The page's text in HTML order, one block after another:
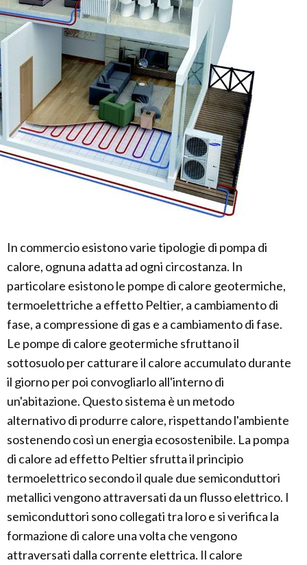
In commercio esistono varie tipologie di pompa di
calore, ognuna adatta ad ogni circostanza. In
particolare esistono le pompe di calore geotermiche,
termoelettriche a effetto Peltier, a cambiamento di
fase, a compressione di gas e a cambiamento di fase.
Le pompe di calore geotermiche sfruttano il
sottosuolo per catturare il calore accumulato durante
il giorno per poi convogliarlo all'interno di
un'abitazione. Questo sistema è un metodo
alternativo di produrre calore, rispettando l'ambiente
sostenendo così un energia ecosostenibile. La pompa
di calore ad effetto Peltier sfrutta il principio
termoelettrico secondo il quale due semiconduttori
metallici vengono attraversati da un flusso elettrico. I
semiconduttori sono collegati tra loro e si verifica la
formazione di calore una volta che vengono
attraversati dalla corrente elettrica. Il calore